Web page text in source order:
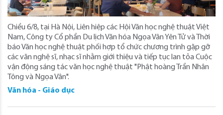
Chiều 6/8, tại Hà Nội, Liên hiệp các Hội Văn học nghệ thuật Việt
Nam, Công ty Cổ phần Du lịch Văn hóa Ngọa Vân Yên Tử và Thời
báo Văn học nghệ thuật phối hợp tổ chức chương trình gặp gỡ
các văn nghệ sĩ, nhạc sĩ nhằm giới thiệu và tiếp tục lan tỏa Cuộc
vận động sáng tác văn học nghệ thuật "Phật hoàng Trần Nhân
Tông và Ngọa Vân".
Văn hóa - Giáo dục